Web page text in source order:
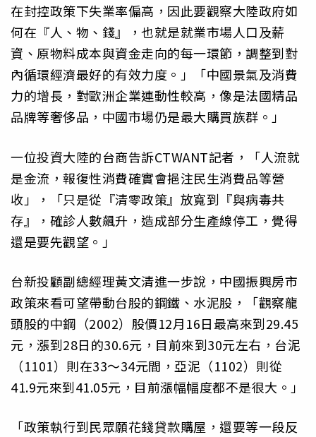
在封控政策下失業率偏高，因此要觀察大陸政府如
何在『人、物、錢』，也就是就業市場人口及薪
資、原物料成本與資金走向的每一環節，調整到對
內循環經濟最好的有效力度。」「中國景氣及消費
力的增長，對歐洲企業連動性較高，像是法國精品
品牌等奢侈品，中國市場仍是最大購買族群。」
一位投資大陸的台商告訴CTWANT記者，「人流就
是金流，報復性消費確實會挹注民生消費品等營
收」，「只是從『清零政策』放寬到『與病毒共
存』，確診人數飆升，造成部分生產線停工，覺得
還是要先觀望。」
台新投顧副總經理黃文清進一步說，中國振興房市
政策來看可望帶動台股的鋼鐵、水泥股，「觀察龍
頭股的中鋼（2002）股價12月16日最高來到29.45
元，漲到28日的30.6元，目前來到30元左右，台泥
（1101）則在33～34元間，亞泥（1102）則從
41.9元來到41.05元，目前漲幅幅度都不是很大。」
「政策執行到民眾願花錢貸款購屋，還要等一段反